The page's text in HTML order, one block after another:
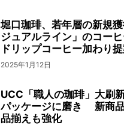
堀口珈琲、若年層の新規
ジュアルライン」のコー
ドリップコーヒー加わり
2025年1月12日
UCC「職人の珈琲」大
パッケージに磨き 新商
品揃えも強化